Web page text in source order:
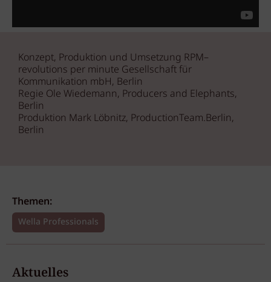
Konzept, Produktion und Umsetzung RPM–
revolutions per minute Gesellschaft für
Kommunikation mbH, Berlin
Regie Ole Wiedemann, Producers and Elephants,
Berlin
Produktion Mark Löbnitz, ProductionTeam.Berlin,
Berlin
Themen:
Wella Professionals
Aktuelles